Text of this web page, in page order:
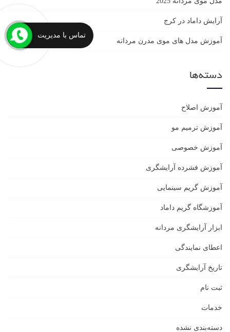
آرایش داماد در کرج
آموزش مدل های موی مدرن مردانه
دسته‌ها
آموزش اصلاح
آموزش ترمیم مو
آموزش خصوصی
آموزش فشرده آرایشگری
آموزش گریم سینمایی
آموزشگاه گریم داماد
ابزار آرایشگری مردانه
اعطای نمایندگی
تاریخ آرایشگری
ثبت نام
خدمات
دسته‌بندی نشده
تماس با مدیریت